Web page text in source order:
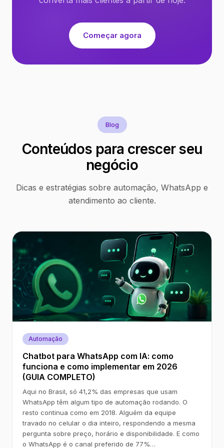
Começar agora
Blog
Conteúdos para crescer seu
negócio
Dicas e estratégias sobre automação, WhatsApp e
atendimento ao cliente.
Automação
Chatbot para WhatsApp com IA: como
funciona e como implementar em 2026
(GUIA COMPLETO)
Aqui no Brasil, só 41,2% das empresas que usam
WhatsApp têm algum tipo de automação rodando. O
resto continua como em 2018. Alguém da equipe
travado no celular o dia inteiro, respondendo a mesma
pergunta sobre preço, horário e disponibilidade. E como
o WhatsApp é o canal preferido de 77%…